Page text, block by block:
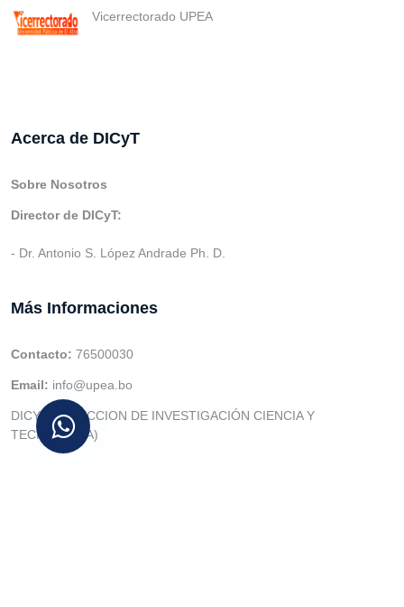
Vicerrectorado UPEA
Acerca de DICyT
Sobre Nosotros
Director de DICyT:
- Dr. Antonio S. López Andrade Ph. D.
Más Informaciones
Contacto: 76500030
Email: info@upea.bo
DICYT (DIRECCION DE INVESTIGACIÓN CIENCIA Y
TECNOLOGIA)